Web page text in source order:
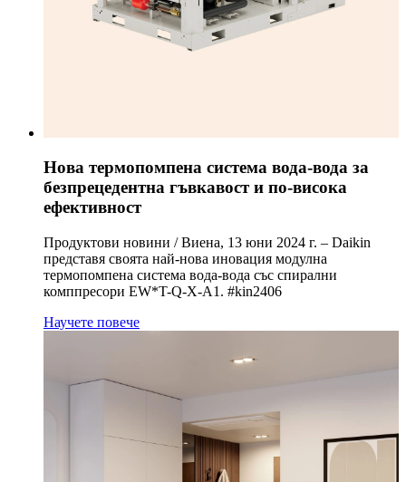
Нова термопомпена система вода-вода за
безпрецедентна гъвкавост и по-висока
ефективност
Продуктови новини / Виена, 13 юни 2024 г. – Daikin
представя своята най-нова иновация модулна
термопомпена система вода-вода със спирални
комппресори EW*T-Q-X-A1. #kin2406
Научете повече